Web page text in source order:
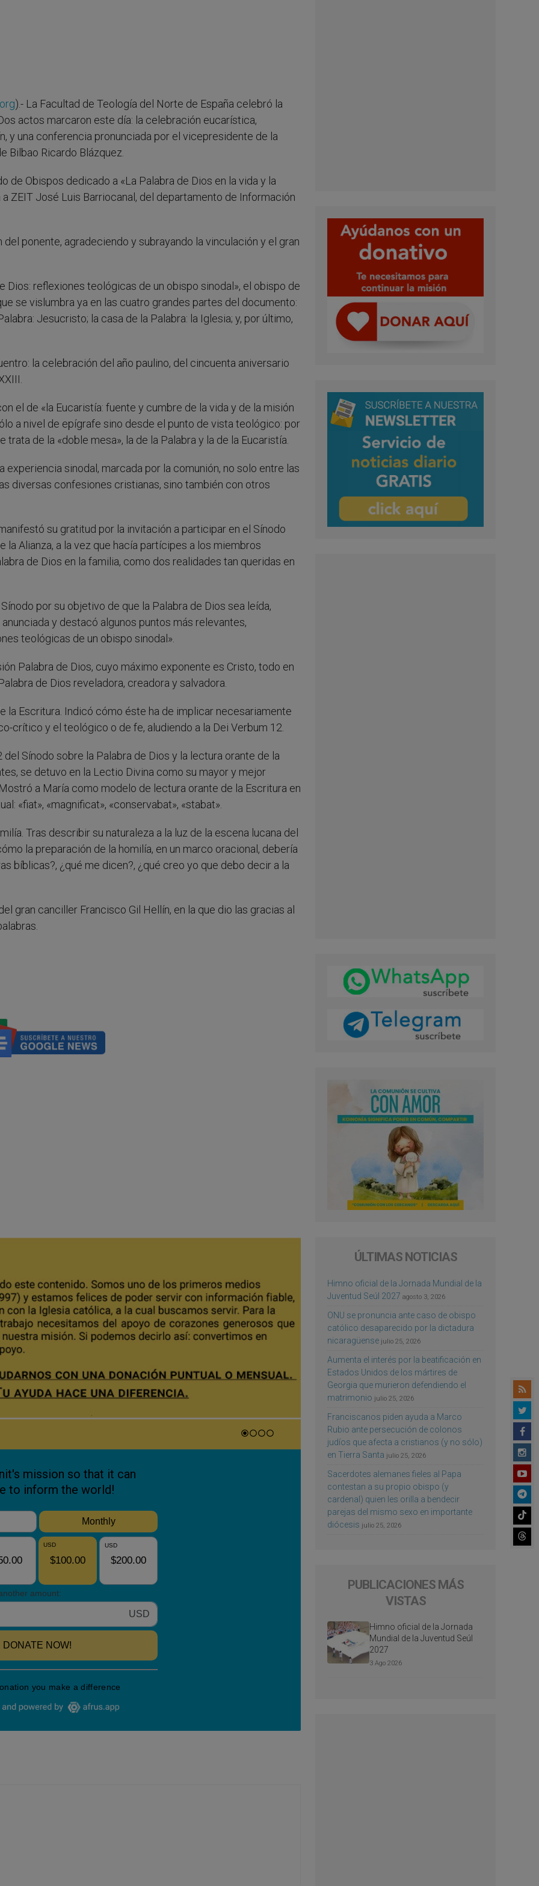
).- La Facultad de Teología del Norte de España celebró la
actos marcaron este día: la celebración eucarística,
y una conferencia pronunciada por el vicepresidente de la
Bilbao Ricardo Blázquez.
de Obispos dedicado a «La Palabra de Dios en la vida y la
ZEIT José Luis Barriocanal, del departamento de Información
ponente, agradeciendo y subrayando la vinculación y el gran
Dios: reflexiones teológicas de un obispo sinodal», el obispo de
se vislumbra ya en las cuatro grandes partes del documento:
Jesucristo; la casa de la Palabra: la Iglesia; y, por último,
la celebración del año paulino, del cincuenta aniversario
el de «la Eucaristía: fuente y cumbre de la vida y de la misión
a nivel de epígrafe sino desde el punto de vista teológico: por
trata de la «doble mesa», la de la Palabra y la de la Eucaristía.
experiencia sinodal, marcada por la comunión, no solo entre las
diversas confesiones cristianas, sino también con otros
su gratitud por la invitación a participar en el Sínodo
Alianza, a la vez que hacía partícipes a los miembros
de Dios en la familia, como dos realidades tan queridas en
por su objetivo de que la Palabra de Dios sea leída,
y destacó algunos puntos más relevantes,
teológicas de un obispo sinodal».
Palabra de Dios, cuyo máximo exponente es Cristo, todo en
de Dios reveladora, creadora y salvadora.
la Escritura. Indicó cómo éste ha de implicar necesariamente
crítico y el teológico o de fe, aludiendo a la Dei Verbum 12.
Sínodo sobre la Palabra de Dios y la lectura orante de la
se detuvo en la Lectio Divina como su mayor y mejor
a María como modelo de lectura orante de la Escritura en
«fiat», «magnificat», «conservabat», «stabat».
Tras describir su naturaleza a la luz de la escena lucana del
la preparación de la homilía, en un marco oracional, debería
bíblicas?, ¿qué me dicen?, ¿qué creo yo que debo decir a la
gran canciller Francisco Gil Hellín, en la que dio las gracias al
ÚLTIMAS NOTICIAS
Himno oficial de la Jornada Mundial de la
Juventud Seúl 2027 agosto 3, 2026
ONU se pronuncia ante caso de obispo
católico desaparecido por la dictadura
nicaragüense julio 25, 2026
Aumenta el interés por la beatificación en
Estados Unidos de los mártires de
Georgia que murieron defendiendo el
matrimonio julio 25, 2026
Franciscanos piden ayuda a Marco
Rubio ante persecución de colonos
judíos que afecta a cristianos (y no sólo)
en Tierra Santa julio 25, 2026
Sacerdotes alemanes fieles al Papa
contestan a su propio obispo (y
cardenal) quien les orilla a bendecir
parejas del mismo sexo en importante
diócesis julio 25, 2026
PUBLICACIONES MÁS
VISTAS
Himno oficial de la Jornada
Mundial de la Juventud Seúl
2027
3 Ago 2026